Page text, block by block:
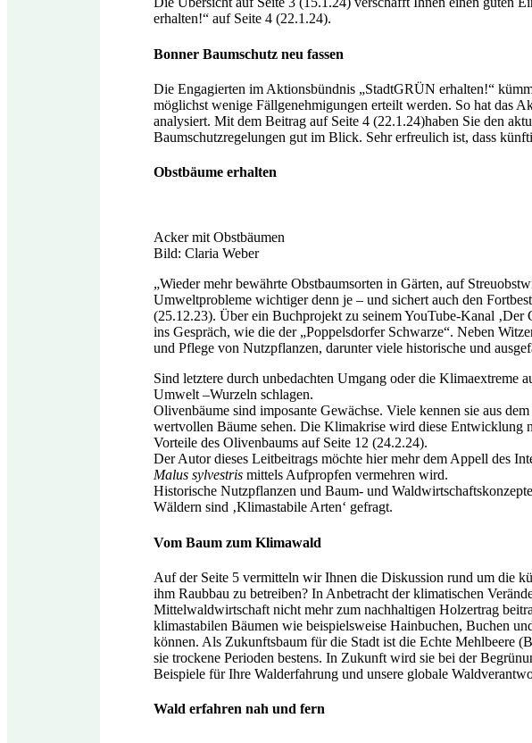
erhalten!“ auf Seite 4 (22.1.24).
Bonner Baumschutz neu fassen
Die Engagierten im Aktionsbündnis „StadtGRÜN erhalten!“
möglichst wenige Fällgenehmigungen erteilt werden. So hat das
analysiert. Mit dem Beitrag auf Seite 4 (22.1.24)haben Sie den
Baumschutzregelungen gut im Blick. Sehr erfreulich ist, dass
Obstbäume erhalten
Acker mit Obstbäumen
Bild: Claria Weber
„Wieder mehr bewährte Obstbaumsorten in Gärten, auf
Umweltprobleme wichtiger denn je – und sichert auch den
(25.12.23). Über ein Buchprojekt zu seinem YouTube-Kanal ‚Der
ins Gespräch, wie die der „Poppelsdorfer Schwarze“. Neben
und Pflege von Nutzpflanzen, darunter viele historische und
Sind letztere durch unbedachten Umgang oder die Klimaextreme
Umwelt –Wurzeln schlagen.
Olivenbäume sind imposante Gewächse. Viele kennen sie aus
wertvollen Bäume sehen. Die Klimakrise wird diese Entwicklung
Vorteile des Olivenbaums auf Seite 12 (24.2.24).
Der Autor dieses Leitbeitrags möchte hier mehr dem Appell des
Malus sylvestris mittels Aufpropfen vermehren wird.
Historische Nutzpflanzen und Baum- und
Wäldern sind ‚Klimastabile Arten‘ gefragt.
Vom Baum zum Klimawald
Auf der Seite 5 vermitteln wir Ihnen die Diskussion rund um die
ihm Raubbau zu betreiben? In Anbetracht der klimatischen
Mittelwaldwirtschaft nicht mehr zum nachhaltigen Holzertrag
klimastabilen Bäumen wie beispielsweise Hainbuchen, Buchen
können. Als Zukunftsbaum für die Stadt ist die Echte Mehlbeere
sie trockene Perioden bestens. In Zukunft wird sie bei der
Beispiele für Ihre Walderfahrung und unsere globale
Wald erfahren nah und fern